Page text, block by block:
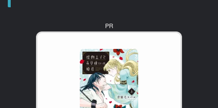
PR